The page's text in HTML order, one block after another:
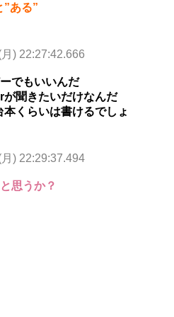
”ある”
) 22:27:42.666
でもいいんだ
聞きたいだけなんだ
くらいは書けるでしょ
) 22:29:37.494
思うか？